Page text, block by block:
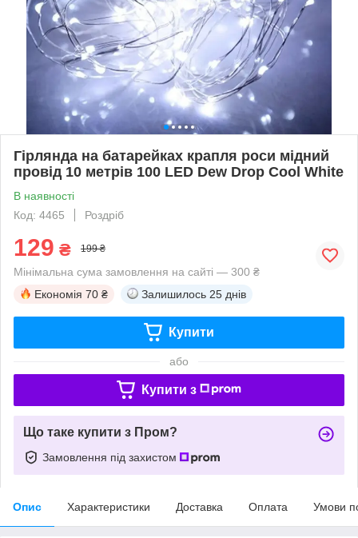
Гірлянда на батарейках крапля роси мідний
провід 10 метрів 100 LED Dew Drop Cool White
В наявності
Код: 4465
Роздріб
129 ₴ 199 ₴
Мінімальна сума замовлення на сайті — 300 ₴
Економія 70 ₴ Залишилось 25 днів
Купити
або
Купити з
Що таке купити з Пром?
Замовлення під захистом
Опис Характеристики Доставка Оплата Умови